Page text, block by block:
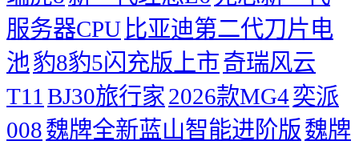
服务器CPU 比亚迪第二代刀片电
池豹8豹5闪充版上市奇瑞风云
T11 BJ30旅行家 2026款MG4奕派
008魏牌全新蓝山智能进阶版魏牌